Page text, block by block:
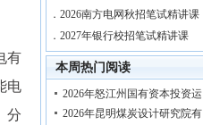
有
电
分
． 2026南方电网秋招笔试精讲课
． 2027年银行校招笔试精讲课
本周热门阅读
2026年怒江州国有资本投资运
2026年昆明煤炭设计研究院有